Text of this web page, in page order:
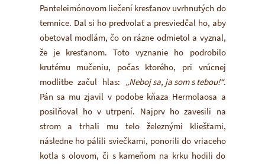
Panteleimónovom liečení kresťanov uvrhnutých do
temnice. Dal si ho predvolať a presviedčal ho, aby
obetoval modlám, čo on rázne odmietol a vyznal,
že je kresťanom. Toto vyznanie ho podrobilo
krutému mučeniu, počas ktorého, pri vrúcnej
modlitbe začul hlas: „Neboj sa, ja som s tebou!“.
Pán sa mu zjavil v podobe kňaza Hermolaosa a
posilňoval ho v utrpení. Najprv ho zavesili na
strom a trhali mu telo železnými kliešťami,
následne ho pálili sviečkami, ponorili do vriaceho
kotla s olovom, či s kameňom na krku hodili do